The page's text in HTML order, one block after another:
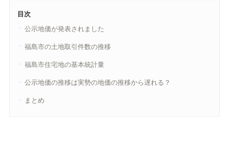
目次
公示地価が発表されました
福島市の土地取引件数の推移
福島市住宅地の基本統計量
公示地価の推移は実勢の地価の推移から遅れる？
まとめ